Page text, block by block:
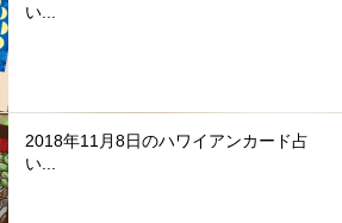
い...
2018年11月8日のハワイアンカード占
い...